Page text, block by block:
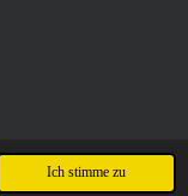
Ich stimme zu